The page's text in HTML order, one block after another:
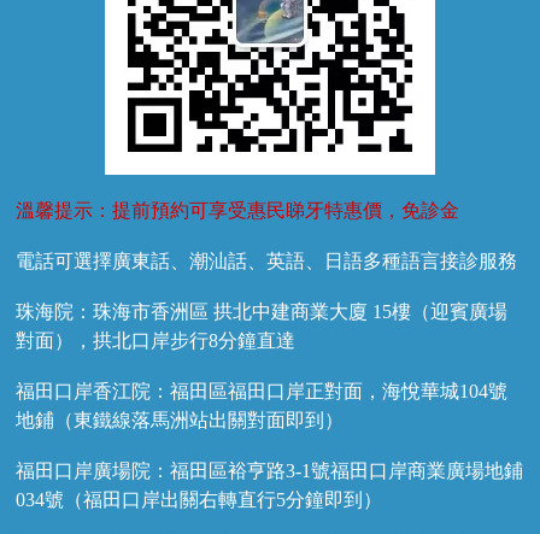
溫馨提示：提前預約可享受惠民睇牙特惠價，免診金
電話可選擇廣東話、潮汕話、英語、日語多種語言接診服務
珠海院：珠海市香洲區 拱北中建商業大廈 15樓（迎賓廣場
對面），拱北口岸步行8分鐘直達
福田口岸香江院：福田區福田口岸正對面，海悅華城104號
地鋪（東鐵線落馬洲站出關對面即到）
福田口岸廣場院：福田區裕亨路3-1號福田口岸商業廣場地鋪
034號（福田口岸出關右轉直行5分鐘即到）